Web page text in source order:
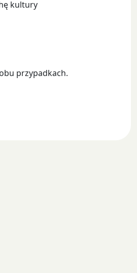
kultury
przypadkach.